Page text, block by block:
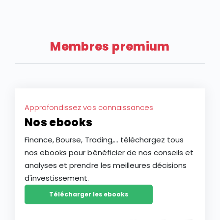
actions à grande capitalisation d’Europe. Ce repli
constitue-t-il une opportunité d’achat ou le signe
d’une baisse plus durable de l’action LVMH ?
Membres premium
Approfondissez vos connaissances
Nos ebooks
Finance, Bourse, Trading,... téléchargez tous
nos ebooks pour bénéficier de nos conseils et
analyses et prendre les meilleures décisions
d'investissement.
Télécharger les ebooks